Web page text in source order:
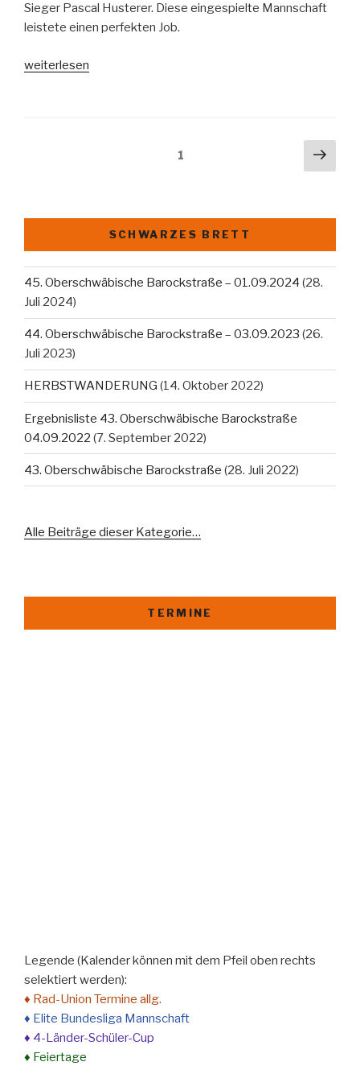
Sieger Pascal Husterer. Diese eingespielte Mannschaft
leistete einen perfekten Job.
„Schlachter
weiterlesen
1
SCHWARZES BRETT
45. Oberschwäbische Barockstraße – 01.09.2024 (28.
Juli 2024)
44. Oberschwäbische Barockstraße – 03.09.2023 (26.
Juli 2023)
HERBSTWANDERUNG (14. Oktober 2022)
Ergebnisliste 43. Oberschwäbische Barockstraße
04.09.2022 (7. September 2022)
43. Oberschwäbische Barockstraße (28. Juli 2022)
Alle Beiträge dieser Kategorie…
TERMINE
Legende (Kalender können mit dem Pfeil oben rechts
selektiert werden):
♦ Rad-Union Termine allg.
♦ Elite Bundesliga Mannschaft
♦ 4-Länder-Schüler-Cup
♦ Feiertage